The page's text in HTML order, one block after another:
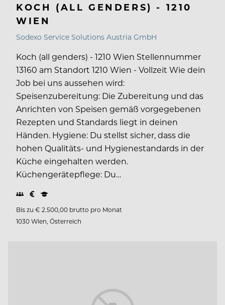
KOCH (ALL GENDERS) - 1210
WIEN
Sodexo Service Solutions Austria GmbH
Koch (all genders) - 1210 Wien Stellennummer
13160 am Standort 1210 Wien - Vollzeit Wie dein
Job bei uns aussehen wird:
Speisenzubereitung: Die Zubereitung und das
Anrichten von Speisen gemäß vorgegebenen
Rezepten und Standards liegt in deinen
Händen. Hygiene: Du stellst sicher, dass die
hohen Qualitäts- und Hygienestandards in der
Küche eingehalten werden.
Küchengerätepflege: Du…
Bis zu € 2.500,00 brutto pro Monat
1030 Wien, Österreich